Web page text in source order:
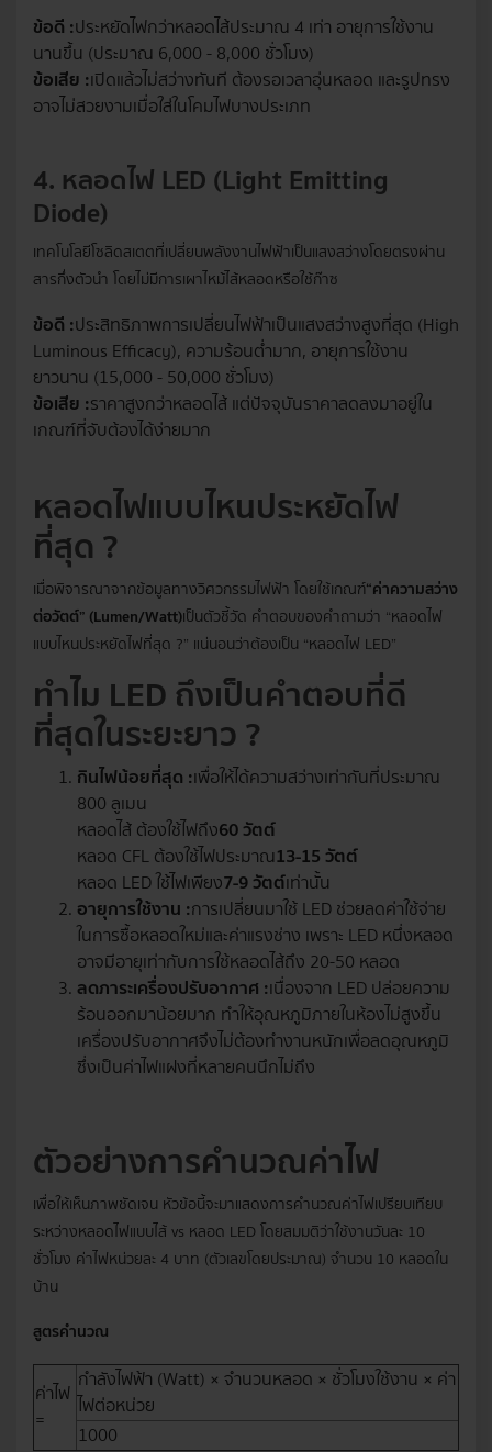
ข้อดี :ประหยัดไฟกว่าหลอดไส้ประมาณ 4 เท่า อายุการใช้งาน
นานขึ้น (ประมาณ 6,000 - 8,000 ชั่วโมง)
ข้อเสีย :เปิดแล้วไม่สว่างทันที ต้องรอเวลาอุ่นหลอด และรูปทรง
อาจไม่สวยงามเมื่อใส่ในโคมไฟบางประเภท
4. หลอดไฟ LED (Light Emitting
Diode)
เทคโนโลยีโซลิดสเตตที่เปลี่ยนพลังงานไฟฟ้าเป็นแสงสว่างโดยตรงผ่าน
สารกึ่งตัวนำ โดยไม่มีการเผาไหม้ไส้หลอดหรือใช้ก๊าซ
ข้อดี :ประสิทธิภาพการเปลี่ยนไฟฟ้าเป็นแสงสว่างสูงที่สุด (High
Luminous Efficacy), ความร้อนต่ำมาก, อายุการใช้งาน
ยาวนาน (15,000 - 50,000 ชั่วโมง)
ข้อเสีย :ราคาสูงกว่าหลอดไส้ แต่ปัจจุบันราคาลดลงมาอยู่ใน
เกณฑ์ที่จับต้องได้ง่ายมาก
หลอดไฟแบบไหนประหยัดไฟ
ที่สุด ?
เมื่อพิจารณาจากข้อมูลทางวิศวกรรมไฟฟ้า โดยใช้เกณฑ์“ค่าความสว่าง
ต่อวัตต์” (Lumen/Watt)เป็นตัวชี้วัด คำตอบของคำถามว่า “หลอดไฟ
แบบไหนประหยัดไฟที่สุด ?” แน่นอนว่าต้องเป็น “หลอดไฟ LED”
ทำไม LED ถึงเป็นคำตอบที่ดี
ที่สุดในระยะยาว ?
กินไฟน้อยที่สุด :เพื่อให้ได้ความสว่างเท่ากันที่ประมาณ
800 ลูเมน
หลอดไส้ ต้องใช้ไฟถึง60 วัตต์
หลอด CFL ต้องใช้ไฟประมาณ13-15 วัตต์
หลอด LED ใช้ไฟเพียง7-9 วัตต์เท่านั้น
อายุการใช้งาน :การเปลี่ยนมาใช้ LED ช่วยลดค่าใช้จ่าย
ในการซื้อหลอดใหม่และค่าแรงช่าง เพราะ LED หนึ่งหลอด
อาจมีอายุเท่ากับการใช้หลอดไส้ถึง 20-50 หลอด
ลดภาระเครื่องปรับอากาศ :เนื่องจาก LED ปล่อยความ
ร้อนออกมาน้อยมาก ทำให้อุณหภูมิภายในห้องไม่สูงขึ้น
เครื่องปรับอากาศจึงไม่ต้องทำงานหนักเพื่อลดอุณหภูมิ
ซึ่งเป็นค่าไฟแฝงที่หลายคนนึกไม่ถึง
ตัวอย่างการคำนวณค่าไฟ
เพื่อให้เห็นภาพชัดเจน หัวข้อนี้จะมาแสดงการคำนวณค่าไฟเปรียบเทียบ
ระหว่างหลอดไฟแบบไส้ vs หลอด LED โดยสมมติว่าใช้งานวันละ 10
ชั่วโมง ค่าไฟหน่วยละ 4 บาท (ตัวเลขโดยประมาณ) จำนวน 10 หลอดใน
บ้าน
สูตรคำนวณ
ค่าไฟ
=
กำลังไฟฟ้า (Watt) × จำนวนหลอด × ชั่วโมงใช้งาน × ค่า
ไฟต่อหน่วย
1000